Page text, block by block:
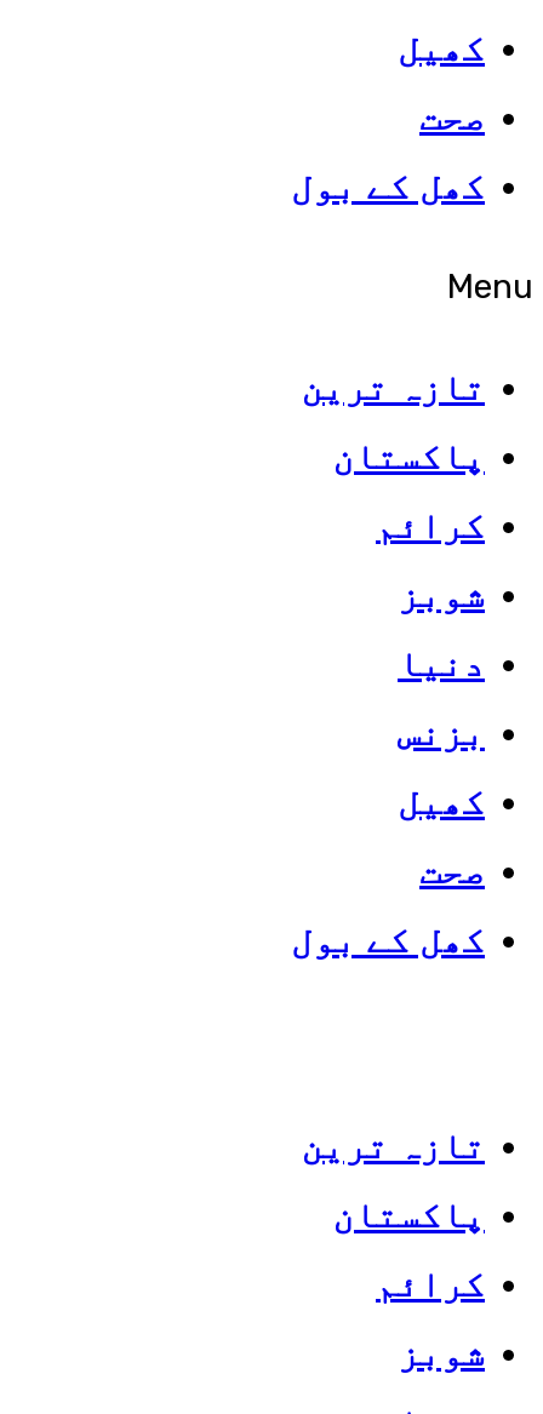
کھیل
صحت
کھل کے بول
Menu
تازہ ترین
پاکستان
کرائم
شوبز
دنیا
بزنس
کھیل
صحت
کھل کے بول
تازہ ترین
پاکستان
کرائم
شوبز
Categories
Top News